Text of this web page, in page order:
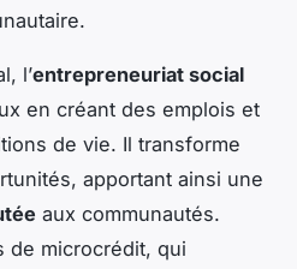
l’entrepreneuriat social
en créant des emplois et
de vie. Il transforme
apportant ainsi une
aux communautés.
de microcrédit, qui